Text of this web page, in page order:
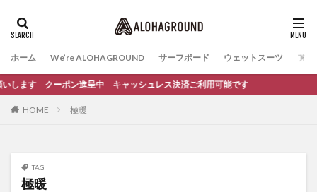
ホーム We’re ALOHAGROUND サーフボード ウェットスーツ ファ
す クーポン進呈中 キャッシュレス決済ご利用可能です
HOME 極暖
TAG
極暖